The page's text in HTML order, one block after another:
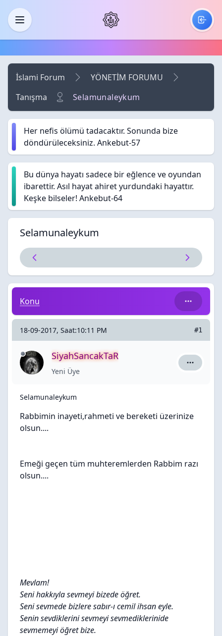
Skip to main content
Menü
İslami Forum
YÖNETİM FORUMU
Tanışma
Selamunaleykum
Her nefis ölümü tadacaktır. Sonunda bize
döndürüleceksiniz. Ankebut-57
Bu dünya hayatı sadece bir eğlence ve oyundan
ibarettir. Asıl hayat ahiret yurdundaki hayattır.
Keşke bilseler! Ankebut-64
Selamunaleykum
Selamunaleykum
Konu
18-09-2017, Saat:10:11 PM #1
SiyahSancakTaR
Yeni Üye
Selamunaleykum
Rabbimin inayeti,rahmeti ve bereketi üzerinize
olsun....
Emeği geçen tüm muhteremlerden Rabbim razı
olsun....
Mevlam!
Seni hakkıyla sevmeyi bizede öğret.
Seni sevmede bizlere sabır-ı cemil ihsan eyle.
Senin sevdiklerini sevmeyi sevmediklerinide
sevmemeyi öğret bize.